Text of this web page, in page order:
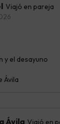
Viajó en pareja
y el desayuno
Ávila
Ávila Viajó en